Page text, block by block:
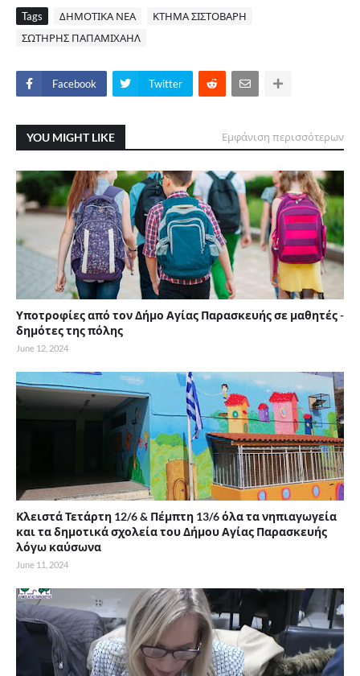
Tags ΔΗΜΟΤΙΚΑ ΝΕΑ
ΚΤΗΜΑ ΣΙΣΤΟΒΑΡΗ
ΣΩΤΗΡΗΣ ΠΑΠΑΜΙΧΑΗΛ
Facebook Twitter
YOU MIGHT LIKE Εμφάνιση περισσότερων
Υποτροφίες από τον Δήμο Αγίας Παρασκευής σε μαθητές -
δημότες της πόλης
June 12, 2024
Κλειστά Τετάρτη 12/6 & Πέμπτη 13/6 όλα τα νηπιαγωγεία
και τα δημοτικά σχολεία του Δήμου Αγίας Παρασκευής
λόγω καύσωνα
June 11, 2024